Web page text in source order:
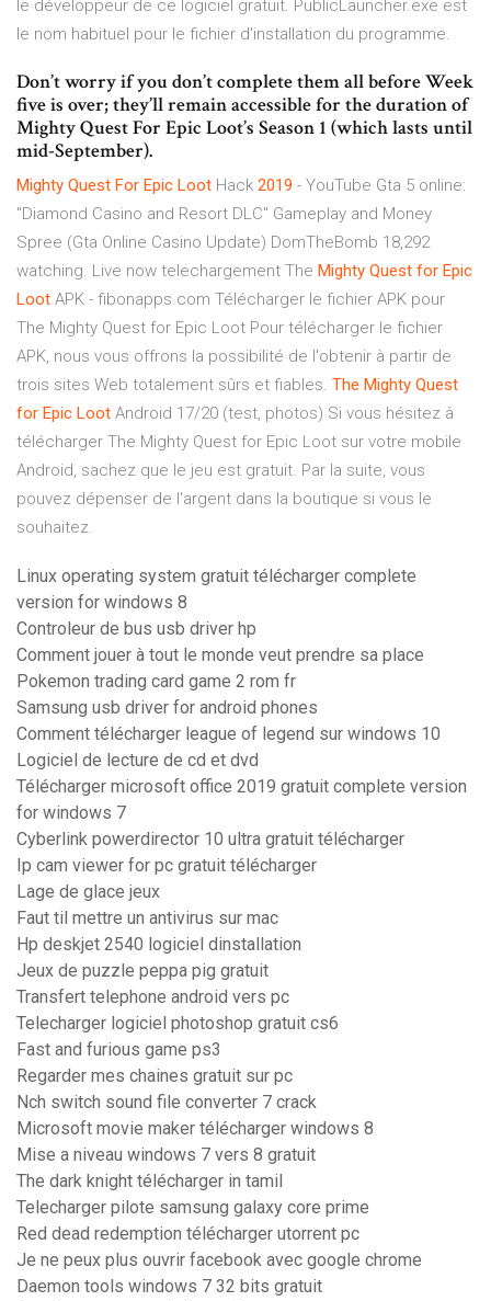
le développeur de ce logiciel gratuit. PublicLauncher.exe est
le nom habituel pour le fichier d'installation du programme.
Don’t worry if you don’t complete them all before Week
five is over; they’ll remain accessible for the duration of
Mighty Quest For Epic Loot’s Season 1 (which lasts until
mid-September).
Mighty Quest For Epic Loot Hack 2019 - YouTube Gta 5 online:
"Diamond Casino and Resort DLC" Gameplay and Money
Spree (Gta Online Casino Update) DomTheBomb 18,292
watching. Live now telechargement The Mighty Quest for Epic
Loot APK - fibonapps.com Télécharger le fichier APK pour
The Mighty Quest for Epic Loot Pour télécharger le fichier
APK, nous vous offrons la possibilité de l'obtenir à partir de
trois sites Web totalement sûrs et fiables. The Mighty Quest
for Epic Loot Android 17/20 (test, photos) Si vous hésitez à
télécharger The Mighty Quest for Epic Loot sur votre mobile
Android, sachez que le jeu est gratuit. Par la suite, vous
pouvez dépenser de l'argent dans la boutique si vous le
souhaitez.
Linux operating system gratuit télécharger complete
version for windows 8
Controleur de bus usb driver hp
Comment jouer à tout le monde veut prendre sa place
Pokemon trading card game 2 rom fr
Samsung usb driver for android phones
Comment télécharger league of legend sur windows 10
Logiciel de lecture de cd et dvd
Télécharger microsoft office 2019 gratuit complete version
for windows 7
Cyberlink powerdirector 10 ultra gratuit télécharger
Ip cam viewer for pc gratuit télécharger
Lage de glace jeux
Faut til mettre un antivirus sur mac
Hp deskjet 2540 logiciel dinstallation
Jeux de puzzle peppa pig gratuit
Transfert telephone android vers pc
Telecharger logiciel photoshop gratuit cs6
Fast and furious game ps3
Regarder mes chaines gratuit sur pc
Nch switch sound file converter 7 crack
Microsoft movie maker télécharger windows 8
Mise a niveau windows 7 vers 8 gratuit
The dark knight télécharger in tamil
Telecharger pilote samsung galaxy core prime
Red dead redemption télécharger utorrent pc
Je ne peux plus ouvrir facebook avec google chrome
Daemon tools windows 7 32 bits gratuit